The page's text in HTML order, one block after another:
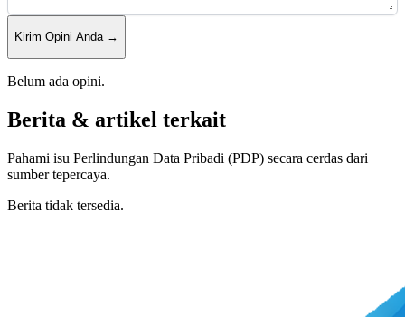
Kirim Opini Anda →
Belum ada opini.
Berita & artikel terkait
Pahami isu Perlindungan Data Pribadi (PDP) secara cerdas dari
sumber tepercaya.
Berita tidak tersedia.